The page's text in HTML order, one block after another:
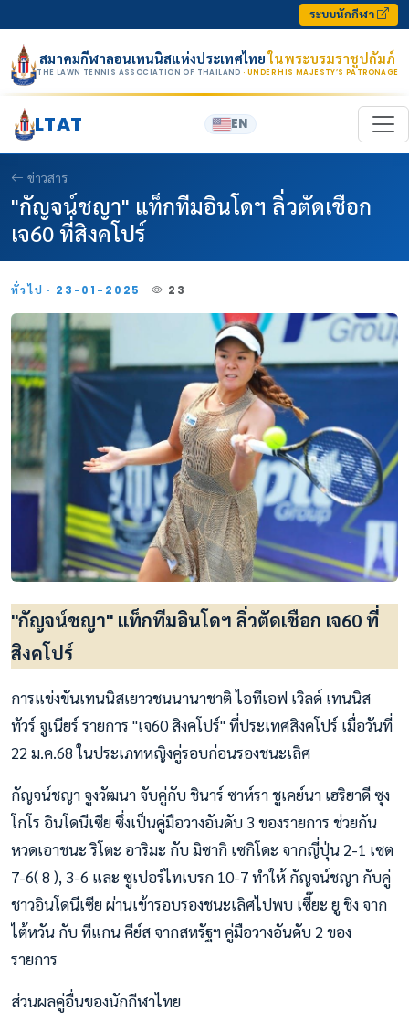
ระบบนักกีฬา
สมาคมกีฬาลอนเทนนิสแห่งประเทศไทยในพระบรมราชูปถัมภ์
THE LAWN TENNIS ASSOCIATION OF THAILAND · UNDER HIS MAJESTY’S PATRONAGE
LTAT EN
ข่าวสาร
"กัญจน์ชญา" แท็กทีมอินโดฯ ลิ่วตัดเชือก
เจ60 ที่สิงคโปร์
ทั่วไป · 23-01-2025 23
"กัญจน์ชญา" แท็กทีมอินโดฯ ลิ่วตัดเชือก เจ60 ที่
สิงคโปร์
การแข่งขันเทนนิสเยาวชนนานาชาติ ไอทีเอฟ เวิลด์ เทนนิส
ทัวร์ จูเนียร์ รายการ "เจ60 สิงคโปร์" ที่ประเทศสิงคโปร์ เมื่อวันที่
22 ม.ค.68 ในประเภทหญิงคู่รอบก่อนรองชนะเลิศ
กัญจน์ชญา จูงวัฒนา จับคู่กับ ชินาร์ ซาห์รา ชูเคย์นา เฮริยาดี ซุง
โกโร อินโดนีเซีย ซึ่งเป็นคู่มือวางอันดับ 3 ของรายการ ช่วยกัน
หวดเอาชนะ ริโตะ อาริมะ กับ มิซากิ เซกิโดะ จากญี่ปุ่น 2-1 เซต
7-6( 8 ), 3-6 และ ซูเปอร์ไทเบรก 10-7 ทำให้ กัญจน์ชญา กับคู่
ชาวอินโดนีเซีย ผ่านเข้ารอบรองชนะเลิศไปพบ เซี๊ยะ ยู ชิง จาก
ไต้หวัน กับ ทีแกน คีย์ส จากสหรัฐฯ คู่มือวางอันดับ 2 ของ
รายการ
ส่วนผลคู่อื่นของนักกีฬาไทย